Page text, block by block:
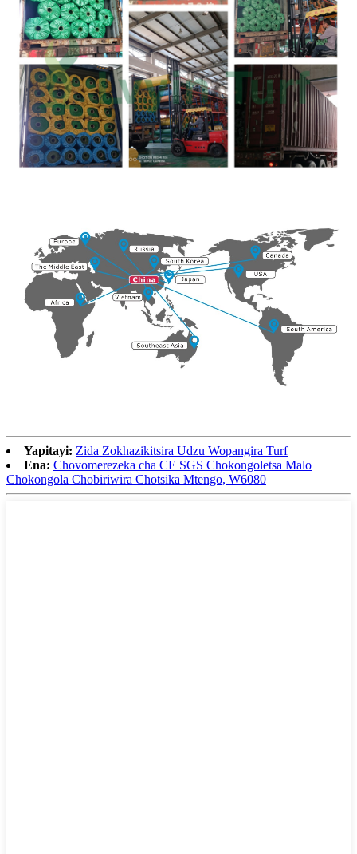
Yapitayi: Zida Zokhazikitsira Udzu Wopangira Turf
Ena: Chovomerezeka cha CE SGS Chokongoletsa Malo
Chokongola Chobiriwira Chotsika Mtengo, W6080